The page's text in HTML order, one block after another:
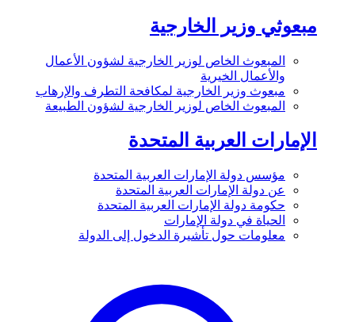
مبعوثي وزير الخارجية
المبعوث الخاص لوزير الخارجية لشؤون الأعمال
والأعمال الخيرية
مبعوث وزير الخارجية لمكافحة التطرف والإرهاب
المبعوث الخاص لوزير الخارجية لشؤون الطبيعة
الإمارات العربية المتحدة
مؤسس دولة الإمارات العربية المتحدة
عن دولة الإمارات العربية المتحدة
حكومة دولة الإمارات العربية المتحدة
الحياة في دولة الإمارات
معلومات حول تأشيرة الدخول إلى الدولة